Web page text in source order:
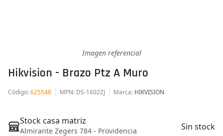
Imagen referencial
Hikvision - Brazo Ptz A Muro
Código:625548 MPN: DS-1602ZJ Marca: HIKVISION
Stock casa matriz
Almirante Zegers 784 - Providencia Sin stock